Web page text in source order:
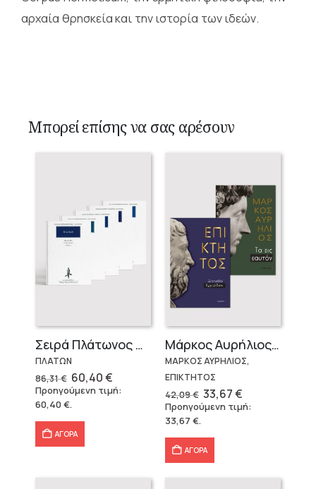
αρχαία θρησκεία και την ιστορία των ιδεών.
Μπορεί επίσης να σας αρέσουν
Σειρά Πλάτωνος Πολιτεία
ΠΛΑΤΩΝ
86,31€ Original
price
was:
86,31 €.
60,40€Η
τρέχουσα
τιμή
Προηγούμενη τιμή:
60,40€.
ΑΓΟΡΑ
Μάρκος Αυρήλιος & Επίκτητος (Επίτομα)
ΜΑΡΚΟΣ ΑΥΡΗΛΙΟΣ,
ΕΠΙΚΤΗΤΟΣ
42,09€ Original
price
was:
33,67€Η
τρέχουσα
τιμή
Προηγούμενη τιμή:
33,67 €.
ΑΓΟΡΑ